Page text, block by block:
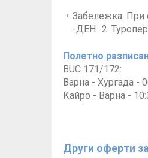
Забележка: При
-ДЕН -2.
Полетно
BUC 171/172:
Варна - Хургада -
Кайро - Варна -
Други оферти